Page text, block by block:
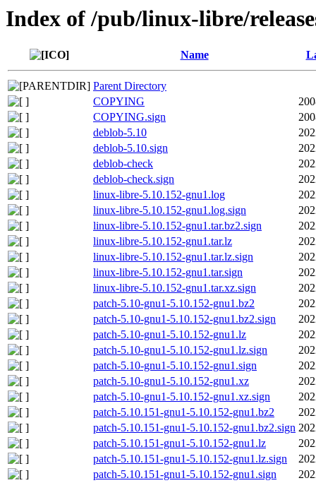
Index of /pub/linux-libre/
Name
Parent Directory
COPYING
COPYING.sign
deblob-5.10
deblob-5.10.sign
deblob-check
deblob-check.sign
linux-libre-5.10.152-gnu1.log
linux-libre-5.10.152-gnu1.log.sign
linux-libre-5.10.152-gnu1.tar.bz2.sign
linux-libre-5.10.152-gnu1.tar.lz
linux-libre-5.10.152-gnu1.tar.lz.sign
linux-libre-5.10.152-gnu1.tar.sign
linux-libre-5.10.152-gnu1.tar.xz.sign
patch-5.10-gnu1-5.10.152-gnu1.bz2
patch-5.10-gnu1-5.10.152-gnu1.bz2.sign
patch-5.10-gnu1-5.10.152-gnu1.lz
patch-5.10-gnu1-5.10.152-gnu1.lz.sign
patch-5.10-gnu1-5.10.152-gnu1.sign
patch-5.10-gnu1-5.10.152-gnu1.xz
patch-5.10-gnu1-5.10.152-gnu1.xz.sign
patch-5.10.151-gnu1-5.10.152-gnu1.bz2
patch-5.10.151-gnu1-5.10.152-gnu1.bz2.sign
patch-5.10.151-gnu1-5.10.152-gnu1.lz
patch-5.10.151-gnu1-5.10.152-gnu1.lz.sign
patch-5.10.151-gnu1-5.10.152-gnu1.sign